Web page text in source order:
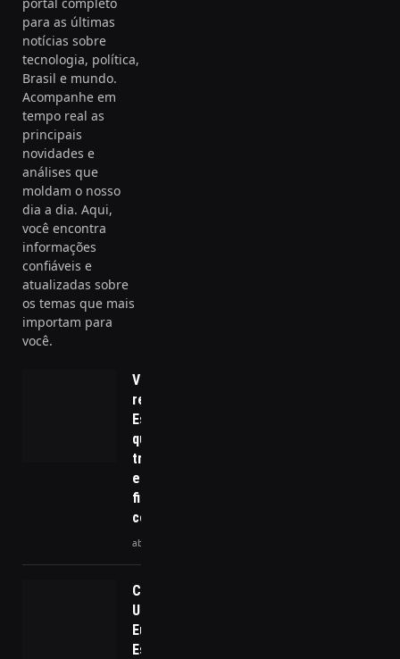
para as últimas
notícias sobre
tecnologia, política,
Brasil e mundo.
Acompanhe em
tempo real as
principais
novidades e
análises que
moldam o nosso
dia a dia. Aqui,
você encontra
informações
confiáveis e
atualizadas sobre
os temas que mais
importam para
você.
Vença a
resistência:
Estratégias
que motivam a
transformação
e sua jornada
fitness
começa hoje!
abril 4, 2025
Como a
União
Europeia
Está